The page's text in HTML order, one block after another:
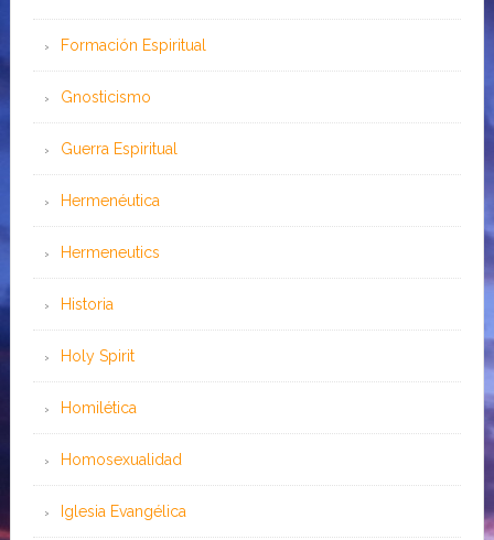
Formación Espiritual
Gnosticismo
Guerra Espiritual
Hermenéutica
Hermeneutics
Historia
Holy Spirit
Homilética
Homosexualidad
Iglesia Evangélica